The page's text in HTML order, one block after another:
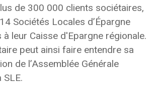
de 300 000 clients sociétaires,
Sociétés Locales d’Épargne
à leur Caisse d'Epargne régionale.
peut ainsi faire entendre sa
de l’Assemblée Générale
SLE.